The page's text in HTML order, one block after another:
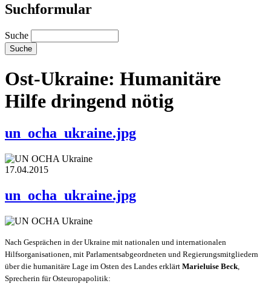
Suchformular
Suche
Ost-Ukraine: Humanitäre
Hilfe dringend nötig
un_ocha_ukraine.jpg
17.04.2015
un_ocha_ukraine.jpg
Nach Gesprächen in der Ukraine mit nationalen und internationalen
Hilfsorganisationen, mit Parlamentsabgeordneten und Regierungsmitgliedern
über die humanitäre Lage im Osten des Landes erklärt Marieluise Beck,
Sprecherin für Osteuropapolitik: